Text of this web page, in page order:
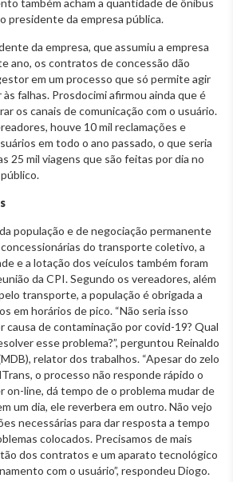
presidente da empresa pública.
da empresa, que assumiu a empresa
ano, os contratos de concessão dão
em um processo que só permite agir
falhas. Prosdocimi afirmou ainda que é
os canais de comunicação com o usuário.
houve 10 mil reclamações e
em todo o ano passado, o que seria
25 mil viagens que são feitas por dia no
população e de negociação permanente
do transporte coletivo, a
e a lotação dos veículos também foram
da CPI. Segundo os vereadores, além
transporte, a população é obrigada a
em horários de pico. “Não seria isso
causa de contaminação por covid-19? Qual
esse problema?”, perguntou Reinaldo
relator dos trabalhos. “Apesar do zelo
o processo não responde rápido o
on-line, dá tempo de o problema mudar de
um dia, ele reverbera em outro. Não vejo
necessárias para dar resposta a tempo
colocados. Precisamos de mais
dos contratos e um aparato tecnológico
com o usuário”, respondeu Diogo.